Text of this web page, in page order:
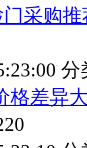
采购
分
格差异